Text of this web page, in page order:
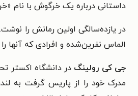
داستانی درباره یک خرگوش با نام
در یازده‌سالگی اولین رمانش را
الماس نفرین‌شده و افرادی که آنها
جی کی رولینگ در دانشگاه اکستر
مدرک خود را از پاریس گرفت به